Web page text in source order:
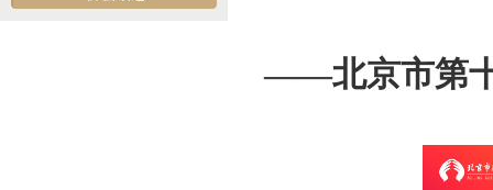
坚守人民立场 践行正确政绩观——北京拍卖协会流动党支部与第六流动联合党支部
艺术疗愈生活 展现积极人生 ——北京拍卖协会姚光锋会长一行参观刘双舟教授作品
——北京市第